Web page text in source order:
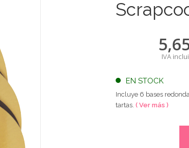
IVA
EN STOCK
Incluye 6 bases
tartas. ( Ver más )